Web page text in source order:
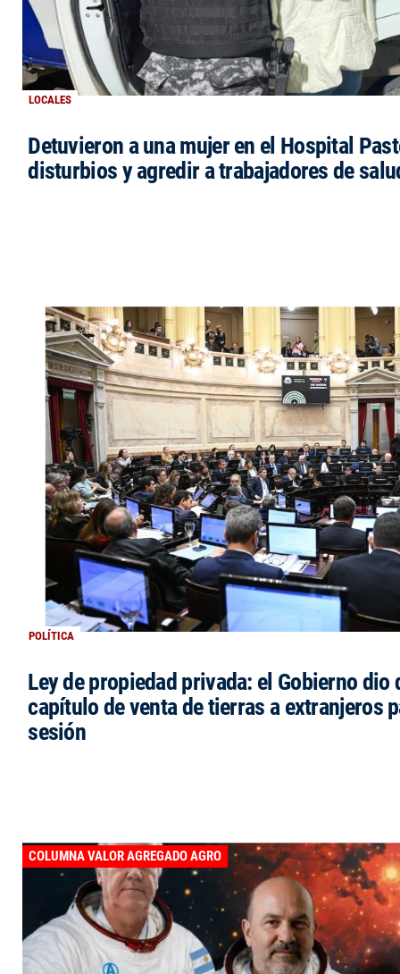
LOCALES
Detuvieron a una mujer en el Hospital
disturbios y agredir a trabajadores de
POLÍTICA
Ley de propiedad privada: el Gobierno dio
capítulo de venta de tierras a extranjeros
sesión
COLUMNA VALOR AGREGADO AGRO